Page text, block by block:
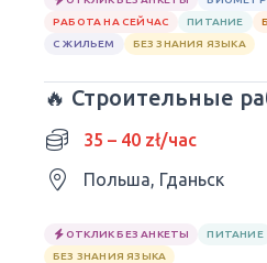
РАБОТА НА СЕЙЧАС
ПИТАНИЕ
С ЖИЛЬЕМ
БЕЗ ЗНАНИЯ ЯЗЫКА
🔥 Строительные
35 – 40 zł/час
Польша, Гданьск
ОТКЛИК БЕЗ АНКЕТЫ ПИТАНИЕ
БЕЗ ЗНАНИЯ ЯЗЫКА